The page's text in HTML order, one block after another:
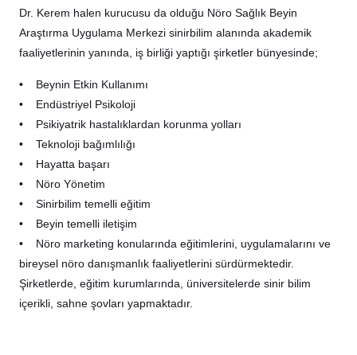
Dr. Kerem halen kurucusu da olduğu Nöro Sağlık Beyin
Araştırma Uygulama Merkezi sinirbilim alanında akademik
faaliyetlerinin yanında, iş birliği yaptığı şirketler bünyesinde;
• Beynin Etkin Kullanımı
• Endüstriyel Psikoloji
• Psikiyatrik hastalıklardan korunma yolları
• Teknoloji bağımlılığı
• Hayatta başarı
• Nöro Yönetim
• Sinirbilim temelli eğitim
• Beyin temelli iletişim
• Nöro marketing konularında eğitimlerini, uygulamalarını ve
bireysel nöro danışmanlık faaliyetlerini sürdürmektedir.
Şirketlerde, eğitim kurumlarında, üniversitelerde sinir bilim
içerikli, sahne şovları yapmaktadır.